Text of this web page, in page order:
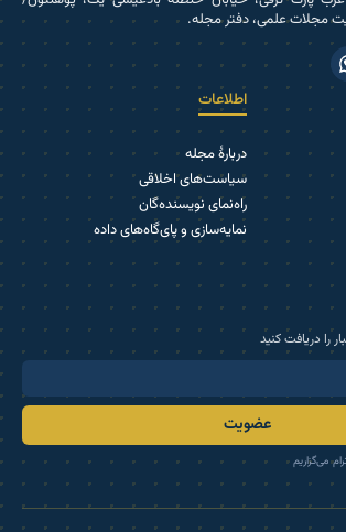
مجلات علمی، دفتر مجله.
اطلاعات
دربارۀ مجله
سیاست‌های اخلاقی
راه‌نمای نویسنده‌گان
نمایه‌سازی و پای‌گاه‌های داده
را دریافت کنید
عضویت
می‌گزاریم